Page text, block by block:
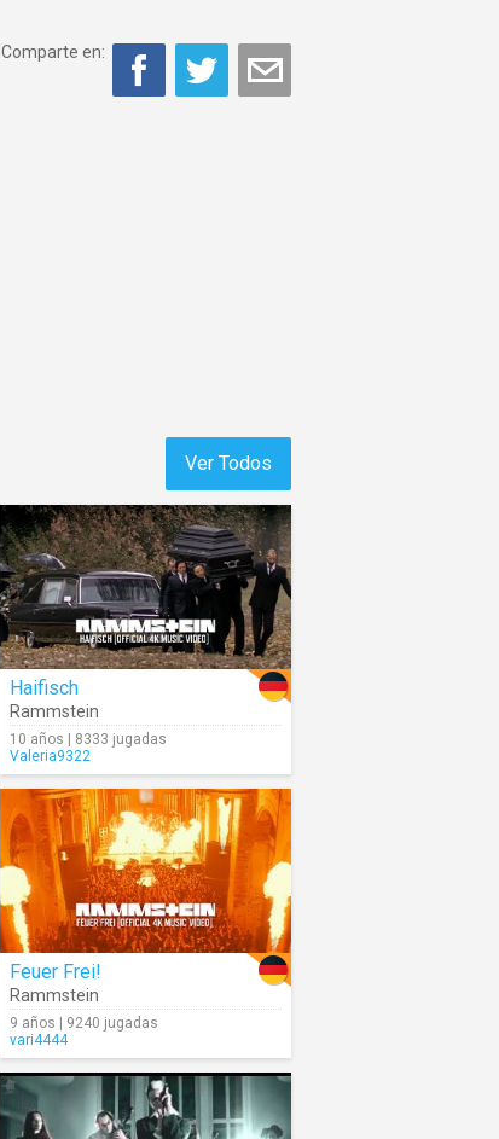
Comparte en:
Ver Todos
Haifisch
Rammstein
10 años | 8333 jugadas
Valeria9322
Feuer Frei!
Rammstein
9 años | 9240 jugadas
vari4444